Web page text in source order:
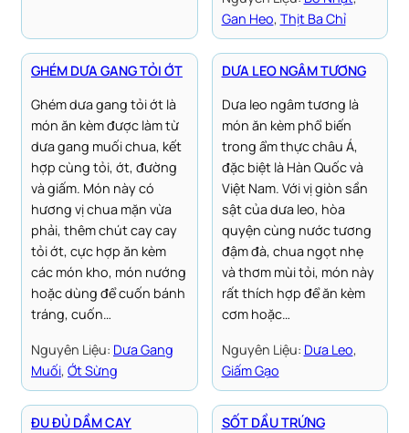
Gan Heo, Thịt Ba Chỉ
GHÉM DƯA GANG TỎI ỚT
Ghém dưa gang tỏi ớt là
món ăn kèm được làm từ
dưa gang muối chua, kết
hợp cùng tỏi, ớt, đường
và giấm. Món này có
hương vị chua mặn vừa
phải, thêm chút cay cay
tỏi ớt, cực hợp ăn kèm
các món kho, món nướng
hoặc dùng để cuốn bánh
tráng, cuốn…
Nguyên Liệu: Dưa Gang
Muối, Ớt Sừng
DƯA LEO NGÂM TƯƠNG
Dưa leo ngâm tương là
món ăn kèm phổ biến
trong ẩm thực châu Á,
đặc biệt là Hàn Quốc và
Việt Nam. Với vị giòn sần
sật của dưa leo, hòa
quyện cùng nước tương
đậm đà, chua ngọt nhẹ
và thơm mùi tỏi, món này
rất thích hợp để ăn kèm
cơm hoặc…
Nguyên Liệu: Dưa Leo
Giấm Gạo
ĐU ĐỦ DẦM CAY
SỐT DẦU TRỨNG